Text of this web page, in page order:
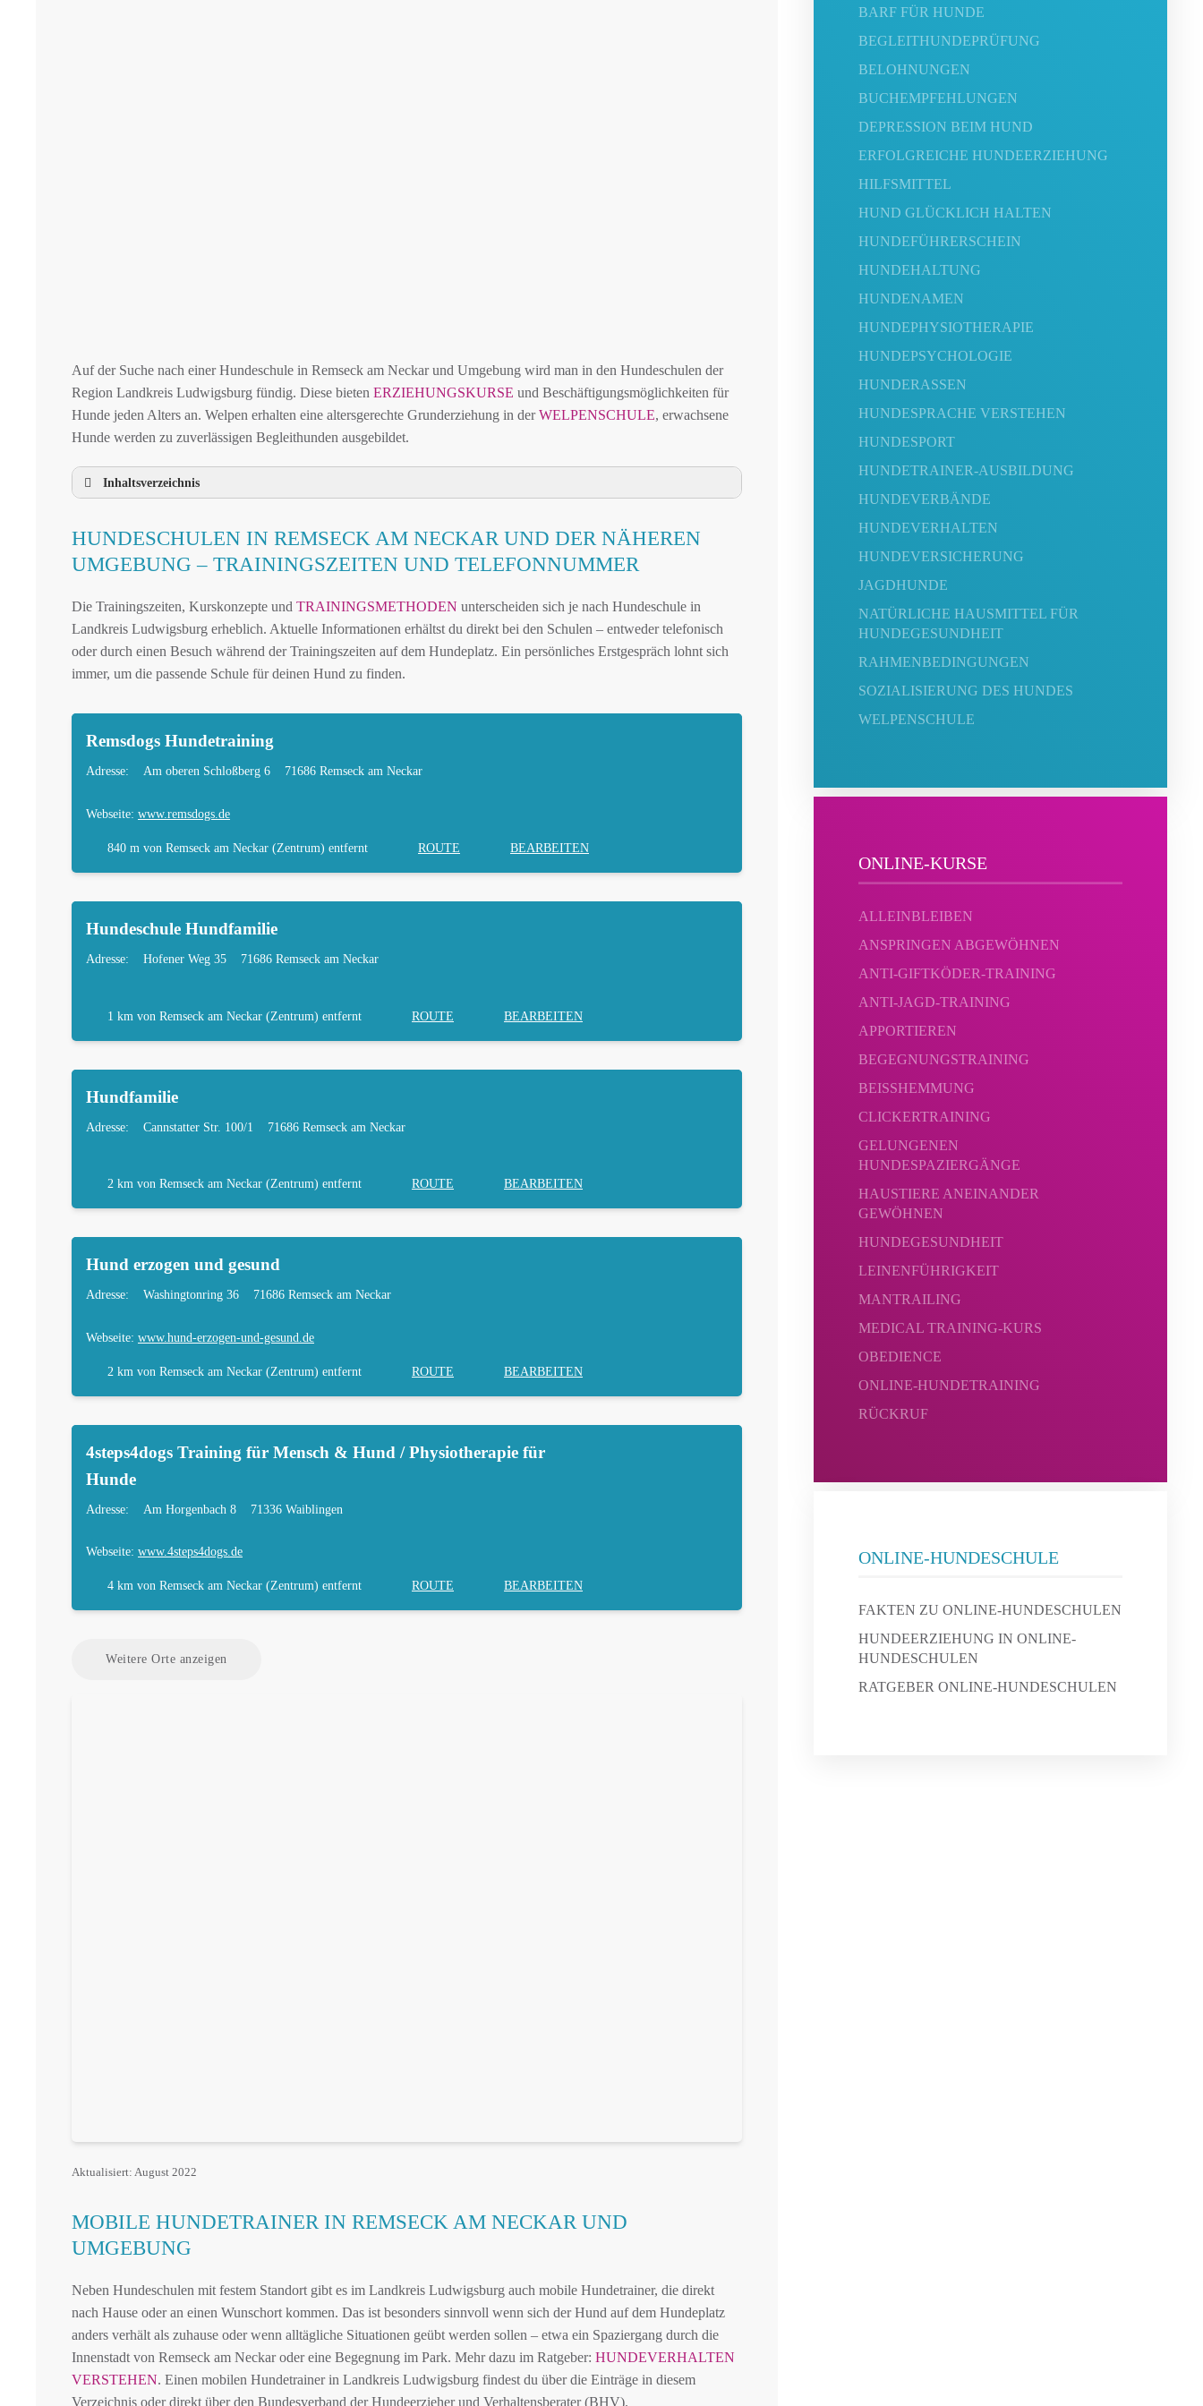
Auf der Suche nach einer Hundeschule in Remseck am Neckar und Umgebung wird man in den Hundeschulen der
Region Landkreis Ludwigsburg fündig. Diese bieten ERZIEHUNGSKURSE und Beschäftigungsmöglichkeiten für
Hunde jeden Alters an. Welpen erhalten eine altersgerechte Grunderziehung in derWELPENSCHULE, erwachsene
Hunde werden zu zuverlässigen Begleithunden ausgebildet.
Inhaltsverzeichnis
HUNDESCHULEN IN REMSECK AM NECKAR UND DER NÄHEREN UMGEBUNG
MOBILE HUNDETRAINER IN REMSECK AM NECKAR UND UMGEBUNG
LEINENPFLICHT UND HUNDEGESETZE IN REMSECK AM NECKAR
HUNDEFREUNDLICHE ORTE UND FREILAUFFLÄCHEN IN REMSECK AM NECKAR
HUNDEFÜHRERSCHEIN FÜR DIE REGION LANDKREIS LUDWIGSBURG – ONLINE-TEST
HÄUFIGE FRAGEN ZUR HUNDESCHULE IN REMSECK AM NECKAR
TIERARZT UND NOTFALLTIERARZT IN REMSECK AM NECKAR
HUNDESCHULEN IN REMSECK AM NECKAR UND DER NÄHEREN
UMGEBUNG – TRAININGSZEITEN UND TELEFONNUMMER
Die Trainingszeiten, Kurskonzepte und TRAININGSMETHODEN unterscheiden sich je nach Hundeschule in
Landkreis Ludwigsburg erheblich. Aktuelle Informationen erhältst du direkt bei den Schulen – entweder telefonisch
oder durch einen Besuch während der Trainingszeiten auf dem Hundeplatz. Ein persönliches Erstgespräch lohnt sich
immer, um die passende Schule für deinen Hund zu finden.
Remsdogs Hundetraining
Adresse: Am oberen Schloßberg 6 71686 Remseck am Neckar
Webseite: www.remsdogs.de
840 m von Remseck am Neckar (Zentrum) entfernt ROUTE BEARBEITEN
Hundeschule Hundfamilie
Adresse: Hofener Weg 35 71686 Remseck am Neckar
1 km von Remseck am Neckar (Zentrum) entfernt ROUTE BEARBEITEN
Hundfamilie
Adresse: Cannstatter Str. 100/1 71686 Remseck am Neckar
2 km von Remseck am Neckar (Zentrum) entfernt ROUTE BEARBEITEN
Hund erzogen und gesund
Adresse: Washingtonring 36 71686 Remseck am Neckar
Webseite: www.hund-erzogen-und-gesund.de
2 km von Remseck am Neckar (Zentrum) entfernt ROUTE BEARBEITEN
4steps4dogs Training für Mensch & Hund / Physiotherapie für
Hunde
Adresse: Am Horgenbach 8 71336 Waiblingen
Webseite: www.4steps4dogs.de
4 km von Remseck am Neckar (Zentrum) entfernt ROUTE BEARBEITEN
Weitere Orte anzeigen
Aktualisiert: August 2022
MOBILE HUNDETRAINER IN REMSECK AM NECKAR UND
UMGEBUNG
Neben Hundeschulen mit festem Standort gibt es im Landkreis Ludwigsburg auch mobile Hundetrainer, die direkt
nach Hause oder an einen Wunschort kommen. Das ist besonders sinnvoll wenn sich der Hund auf dem Hundeplatz
anders verhält als zuhause oder wenn alltägliche Situationen geübt werden sollen – etwa ein Spaziergang durch die
Innenstadt von Remseck am Neckar oder eine Begegnung im Park. Mehr dazu im Ratgeber: HUNDEVERHALTEN
VERSTEHEN. Einen mobilen Hundetrainer in Landkreis Ludwigsburg findest du über die Einträge in diesem
Verzeichnis oder direkt über den Bundesverband der Hundeerzieher und Verhaltensberater (BHV).
BARF FÜR HUNDE
BEGLEITHUNDEPRÜFUNG
BELOHNUNGEN
BUCHEMPFEHLUNGEN
DEPRESSION BEIM HUND
ERFOLGREICHE HUNDEERZIEHUNG
HILFSMITTEL
HUND GLÜCKLICH HALTEN
HUNDEFÜHRERSCHEIN
HUNDEHALTUNG
HUNDENAMEN
HUNDEPHYSIOTHERAPIE
HUNDEPSYCHOLOGIE
HUNDERASSEN
HUNDESPRACHE VERSTEHEN
HUNDESPORT
HUNDETRAINER-AUSBILDUNG
HUNDEVERBÄNDE
HUNDEVERHALTEN
HUNDEVERSICHERUNG
JAGDHUNDE
NATÜRLICHE HAUSMITTEL FÜR
HUNDEGESUNDHEIT
RAHMENBEDINGUNGEN
SOZIALISIERUNG DES HUNDES
WELPENSCHULE
ONLINE-KURSE
ALLEINBLEIBEN
ANSPRINGEN ABGEWÖHNEN
ANTI-GIFTKÖDER-TRAINING
ANTI-JAGD-TRAINING
APPORTIEREN
BEGEGNUNGSTRAINING
BEISSHEMMUNG
CLICKERTRAINING
GELUNGENEN
HUNDESPAZIERGÄNGE
HAUSTIERE ANEINANDER
GEWÖHNEN
HUNDEGESUNDHEIT
LEINENFÜHRIGKEIT
MANTRAILING
MEDICAL TRAINING-KURS
OBEDIENCE
ONLINE-HUNDETRAINING
RÜCKRUF
ONLINE-HUNDESCHULE
FAKTEN ZU ONLINE-HUNDESCHULEN
HUNDEERZIEHUNG IN ONLINE-
HUNDESCHULEN
RATGEBER ONLINE-HUNDESCHULEN